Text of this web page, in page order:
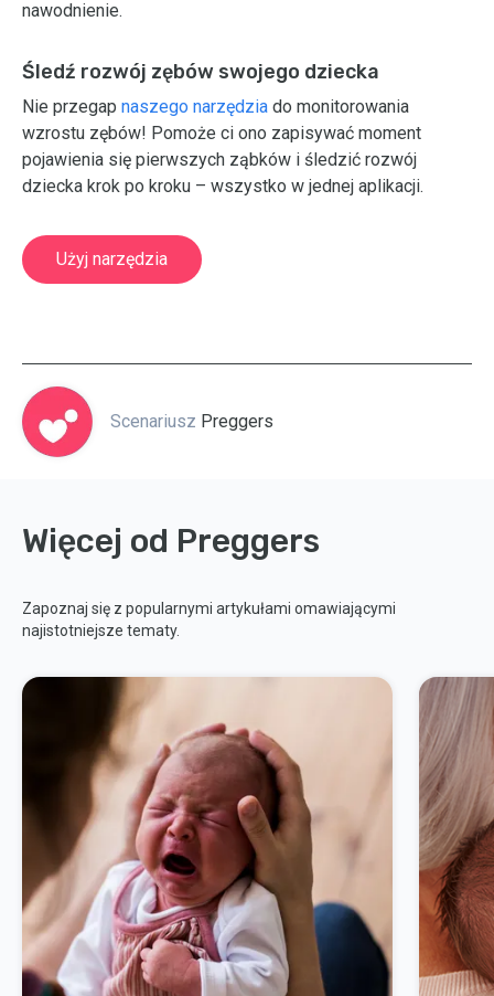
nawodnienie.
Śledź rozwój zębów swojego dziecka
Nie przegap naszego narzędzia do monitorowania
wzrostu zębów! Pomoże ci ono zapisywać moment
pojawienia się pierwszych ząbków i śledzić rozwój
dziecka krok po kroku – wszystko w jednej aplikacji.
Użyj narzędzia
Scenariusz Preggers
Więcej od Preggers
Zapoznaj się z popularnymi artykułami omawiającymi
najistotniejsze tematy.